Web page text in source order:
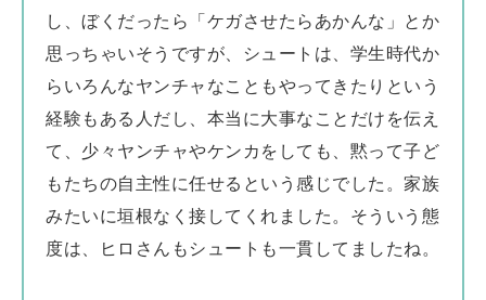
し、ぼくだったら「ケガさせたらあかんな」とか
思っちゃいそうですが、シュートは、学生時代か
らいろんなヤンチャなこともやってきたりという
経験もある人だし、本当に大事なことだけを伝え
て、少々ヤンチャやケンカをしても、黙って子ど
もたちの自主性に任せるという感じでした。家族
みたいに垣根なく接してくれました。そういう態
度は、ヒロさんもシュートも一貫してましたね。